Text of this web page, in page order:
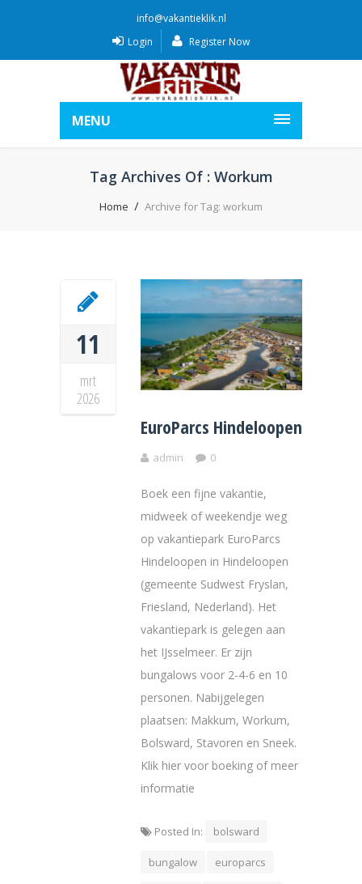
info@vakantieklik.nl
Login
Register Now
MENU
Tag Archives Of : Workum
Home Archive for Tag: workum
11
mrt
2026
EuroParcs Hindeloopen
admin 0
Boek een fijne vakantie,
midweek of weekendje weg
op vakantiepark EuroParcs
Hindeloopen in Hindeloopen
(gemeente Sudwest Fryslan,
Friesland, Nederland). Het
vakantiepark is gelegen aan
het IJsselmeer. Er zijn
bungalows voor 2-4-6 en 10
personen. Nabijgelegen
plaatsen: Makkum, Workum,
Bolsward, Stavoren en Sneek.
Klik hier voor boeking of meer
informatie
Posted In: bolsward
bungalow europarcs